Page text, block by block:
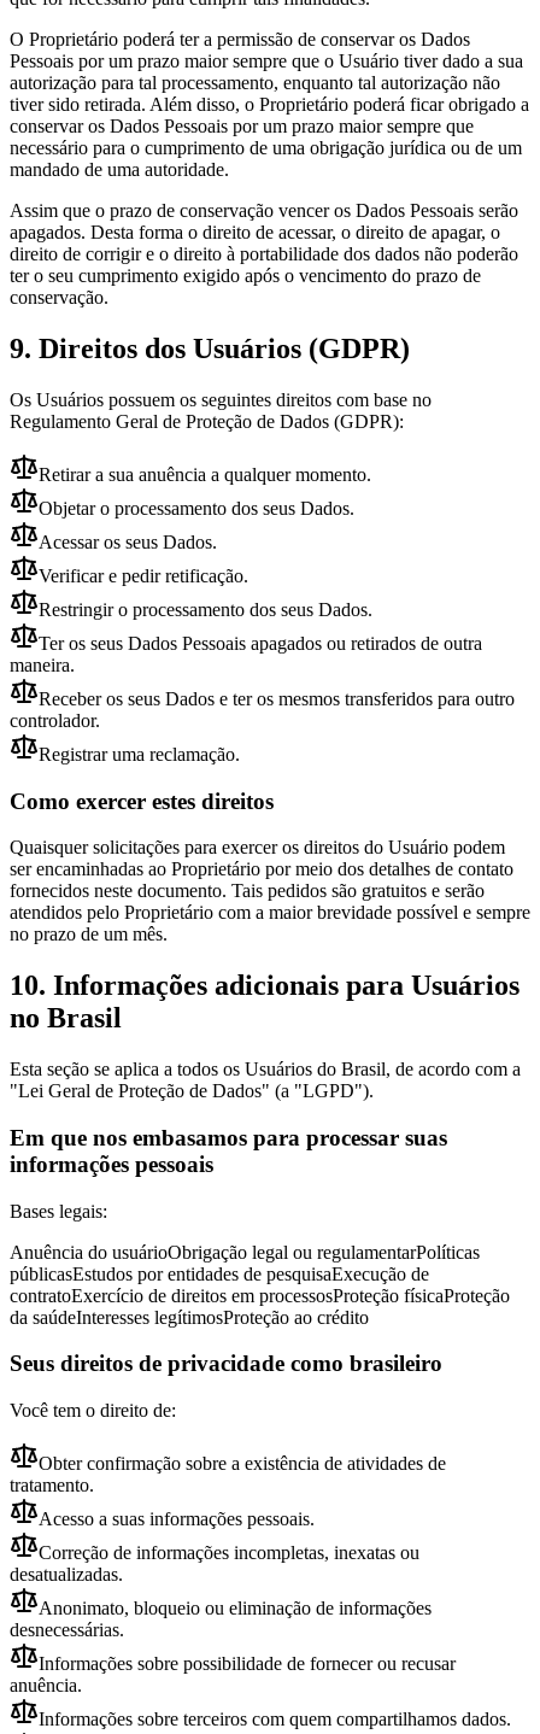
O Proprietário poderá ter a permissão de conservar os Dados
Pessoais por um prazo maior sempre que o Usuário tiver dado a sua
autorização para tal processamento, enquanto tal autorização não
tiver sido retirada. Além disso, o Proprietário poderá ficar obrigado a
conservar os Dados Pessoais por um prazo maior sempre que
necessário para o cumprimento de uma obrigação jurídica ou de um
mandado de uma autoridade.
Assim que o prazo de conservação vencer os Dados Pessoais serão
apagados. Desta forma o direito de acessar, o direito de apagar, o
direito de corrigir e o direito à portabilidade dos dados não poderão
ter o seu cumprimento exigido após o vencimento do prazo de
conservação.
9. Direitos dos Usuários (GDPR)
Os Usuários possuem os seguintes direitos com base no
Regulamento Geral de Proteção de Dados (GDPR):
Retirar a sua anuência a qualquer momento.
Objetar o processamento dos seus Dados.
Acessar os seus Dados.
Verificar e pedir retificação.
Restringir o processamento dos seus Dados.
Ter os seus Dados Pessoais apagados ou retirados de outra
maneira.
Receber os seus Dados e ter os mesmos transferidos para outro
controlador.
Registrar uma reclamação.
Como exercer estes direitos
Quaisquer solicitações para exercer os direitos do Usuário podem
ser encaminhadas ao Proprietário por meio dos detalhes de contato
fornecidos neste documento. Tais pedidos são gratuitos e serão
atendidos pelo Proprietário com a maior brevidade possível e sempre
no prazo de um mês.
10. Informações adicionais para Usuários
no Brasil
Esta seção se aplica a todos os Usuários do Brasil, de acordo com a
"Lei Geral de Proteção de Dados" (a "LGPD").
Em que nos embasamos para processar suas
informações pessoais
Bases legais:
Anuência do usuárioObrigação legal ou regulamentarPolíticas
públicasEstudos por entidades de pesquisaExecução de
contratoExercício de direitos em processosProteção físicaProteção
da saúdeInteresses legítimosProteção ao crédito
Seus direitos de privacidade como brasileiro
Você tem o direito de:
Obter confirmação sobre a existência de atividades de
tratamento.
Acesso a suas informações pessoais.
Correção de informações incompletas, inexatas ou
desatualizadas.
Anonimato, bloqueio ou eliminação de informações
desnecessárias.
Informações sobre possibilidade de fornecer ou recusar
anuência.
Informações sobre terceiros com quem compartilhamos dados.